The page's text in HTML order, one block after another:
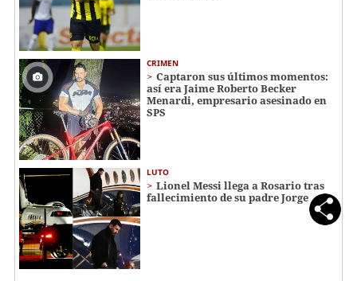
CRIMEN
Captaron sus últimos momentos:
así era Jaime Roberto Becker
Menardi​​​, empresario asesinado en
SPS
LUTO
Lionel Messi llega a Rosario tras
fallecimiento de su padre Jorge